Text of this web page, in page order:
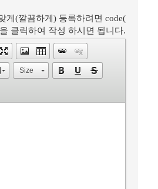
게(깔끔하게) 등록하려면 code(
클릭하여 작성 하시면 됩니다.
Size